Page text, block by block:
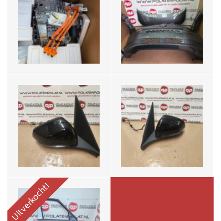
VW T7 multivan rechter
spiegel
€299,-
VW T7 multivan linker
spiegel
€299,-
Uitverkocht!
T7 multivan rechter voor
portier
€995,-